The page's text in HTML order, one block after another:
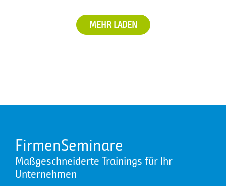
MEHR LADEN
FirmenSeminare
Maßgeschneiderte Trainings für Ihr
Unternehmen